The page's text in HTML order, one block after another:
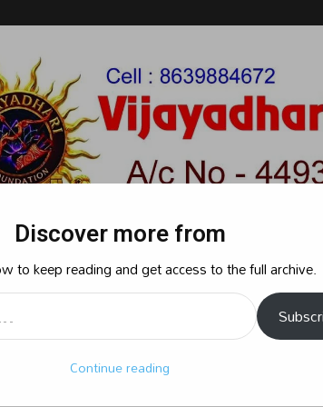
బిజినెస్
Discover more from
to keep reading and get access to the full archive.
Continue reading